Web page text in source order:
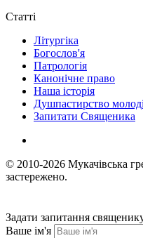
Статті
Літургіка
Богослов'я
Патрологія
Канонічне право
Наша історія
Душпастирство молоді
Запитати Священика
© 2010-2026 Мукачівська
застережено.
Задати запитання
Ваше ім'я